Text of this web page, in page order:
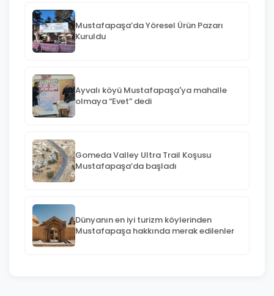
Mustafapaşa’da Yöresel Ürün Pazarı
Kuruldu
Ayvalı köyü Mustafapaşa'ya mahalle
olmaya “Evet” dedi
Gomeda Valley Ultra Trail Koşusu
Mustafapaşa’da başladı
Dünyanın en iyi turizm köylerinden
Mustafapaşa hakkında merak edilenler